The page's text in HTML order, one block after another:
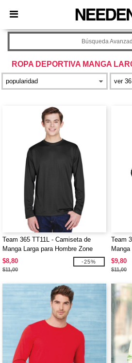
× App de Needen
¡Mejores precios en app!
ROPA DEPORTIVA MANGA
Búsqueda
Team 365 TT11L - Camiseta de
Manga Larga para Hombre Zone
Performance
$8,80
$11,00
-25%
Team
$9,80
$11,00